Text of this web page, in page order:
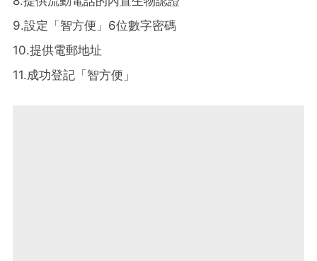
9.設定「智方便」6位數字密碼
10.提供電郵地址
11.成功登記「智方便」